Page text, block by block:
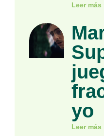
Leer más
yo
Leer más